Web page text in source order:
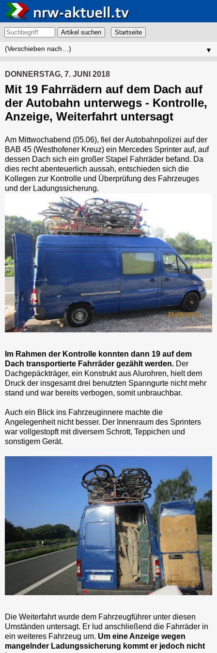
Artikel suchen
▼
DONNERSTAG, 7. JUNI 2018
Mit 19 Fahrrädern auf dem Dach auf
der Autobahn unterwegs - Kontrolle,
Anzeige, Weiterfahrt untersagt
Am Mittwochabend (05.06), fiel der Autobahnpolizei auf der
BAB 45 (Westhofener Kreuz) ein Mercedes Sprinter auf, auf
dessen Dach sich ein großer Stapel Fahrräder befand. Da
dies recht abenteuerlich aussah, entschieden sich die
Kollegen zur Kontrolle und Überprüfung des Fahrzeuges
und der Ladungssicherung.
Im Rahmen der Kontrolle konnten dann 19 auf dem
Dach transportierte Fahrräder gezählt werden. Der
Dachgepäckträger, ein Konstrukt aus Alurohren, hielt dem
Druck der insgesamt drei benutzten Spanngurte nicht mehr
stand und war bereits verbogen, somit unbrauchbar.
Auch ein Blick ins Fahrzeuginnere machte die
Angelegenheit nicht besser. Der Innenraum des Sprinters
war vollgestopft mit diversem Schrott, Teppichen und
sonstigem Gerät.
Die Weiterfahrt wurde dem Fahrzeugführer unter diesen
Umständen untersagt. Er lud anschließend die Fahrräder in
ein weiteres Fahrzeug um. Um eine Anzeige wegen
mangelnder Ladungssicherung kommt er jedoch nicht